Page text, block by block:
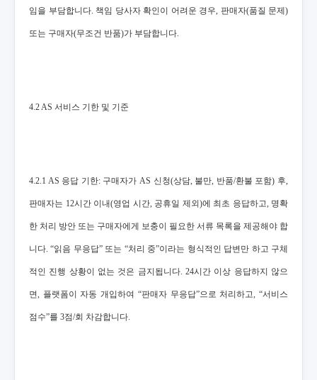
임을 부담합니다. 책임 당사자 확인이 어려운 경우, 판매자(품질 문제)
또는 구매자(무조건 반품)가 부담합니다.
4.2 AS 서비스 기한 및 기준
4.2.1 AS 응답 기한: 구매자가 AS 신청(상담, 불만, 반품/환불 포함) 후,
판매자는 12시간 이내(영업 시간, 공휴일 제외)에 최초 응답하고, 명확
한 처리 방안 또는 구매자에게 보충이 필요한 서류 목록을 제공해야 합
니다. “읽음 무응답” 또는 “처리 중”이라는 형식적인 답변만 하고 구체
적인 진행 상황이 없는 것은 금지됩니다. 24시간 이상 응답하지 않으
면, 플랫폼이 자동 개입하여 “판매자 무응답”으로 처리하고, “서비스
점수”를 3점/회 차감합니다.